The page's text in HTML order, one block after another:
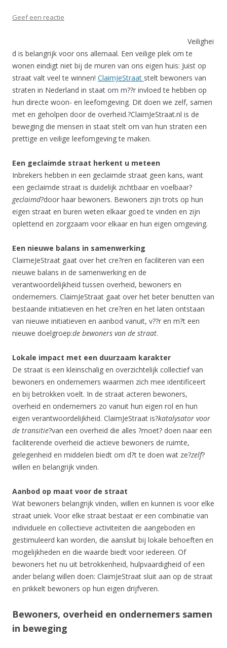
Geef een reactie
Veilighei
d is belangrijk voor ons allemaal. Een veilige plek om te
wonen eindigt niet bij de muren van ons eigen huis: Juist op
straat valt veel te winnen! ClaimJeStraat stelt bewoners van
straten in Nederland in staat om m??r invloed te hebben op
hun directe woon- en leefomgeving. Dit doen we zelf, samen
met en geholpen door de overheid.?ClaimJeStraat.nl is de
beweging die mensen in staat stelt om van hun straten een
prettige en veilige leefomgeving te maken.
Een geclaimde straat herkent u meteen
Inbrekers hebben in een geclaimde straat geen kans, want
een geclaimde straat is duidelijk zichtbaar en voelbaar?
geclaimd?door haar bewoners. Bewoners zijn trots op hun
eigen straat en buren weten elkaar goed te vinden en zijn
oplettend en zorgzaam voor elkaar en hun eigen omgeving.
Een nieuwe balans in samenwerking
ClaimeJeStraat gaat over het cre?ren en faciliteren van een
nieuwe balans in de samenwerking en de
verantwoordelijkheid tussen overheid, bewoners en
ondernemers. ClaimJeStraat gaat over het beter benutten van
bestaande initiatieven en het cre?ren en het laten ontstaan
van nieuwe initiatieven en aanbod vanuit, v??r en m?t een
nieuwe doelgroep:de bewoners van de straat.
Lokale impact met een duurzaam karakter
De straat is een kleinschalig en overzichtelijk collectief van
bewoners en ondernemers waarmen zich mee identificeert
en bij betrokken voelt. In de straat acteren bewoners,
overheid en ondernemers zo vanuit hun eigen rol en hun
eigen verantwoordelijkheid. ClaimJeStraat is?katalysator voor
de transitie?van een overheid die alles ?moet? doen naar een
faciliterende overheid die actieve bewoners de ruimte,
gelegenheid en middelen biedt om d?t te doen wat ze?zelf?
willen en belangrijk vinden.
Aanbod op maat voor de straat
Wat bewoners belangrijk vinden, willen en kunnen is voor elke
straat uniek. Voor elke straat bestaat er een combinatie van
individuele en collectieve activiteiten die aangeboden en
gestimuleerd kan worden, die aansluit bij lokale behoeften en
mogelijkheden en die waarde biedt voor iedereen. Of
bewoners het nu uit betrokkenheid, hulpvaardigheid of een
ander belang willen doen: ClaimJeStraat sluit aan op de straat
en prikkelt bewoners op hun eigen drijfveren.
Bewoners, overheid en ondernemers samen
in beweging